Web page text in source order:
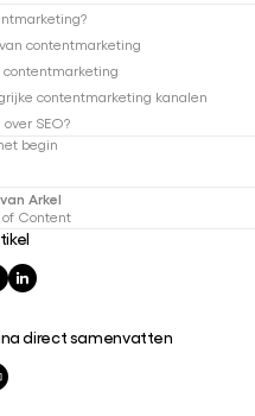
contentmarketing
contentmarketing
contentmarketing kanalen
SEO?
begin
Arkel
of Content
direct samenvatten